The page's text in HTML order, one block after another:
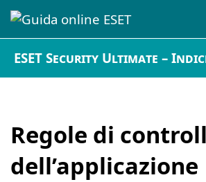
ESET Security Ultimate –
Regole di
dell’applicazione